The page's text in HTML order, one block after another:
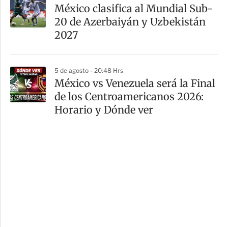
México clasifica al Mundial Sub-
20 de Azerbaiyán y Uzbekistán
2027
5 de agosto - 20:48 Hrs
México vs Venezuela será la Final
de los Centroamericanos 2026:
Horario y Dónde ver